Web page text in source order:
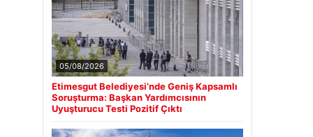
05/08/2026
Etimesgut Belediyesi’nde Geniş Kapsamlı
Soruşturma: Başkan Yardımcısının
Uyuşturucu Testi Pozitif Çıktı